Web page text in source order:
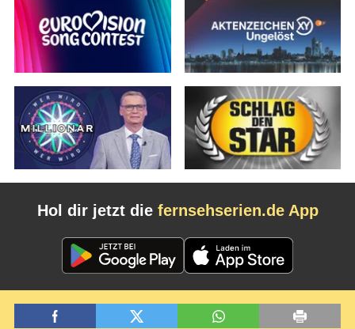
Hol dir jetzt die fernsehserien.de App